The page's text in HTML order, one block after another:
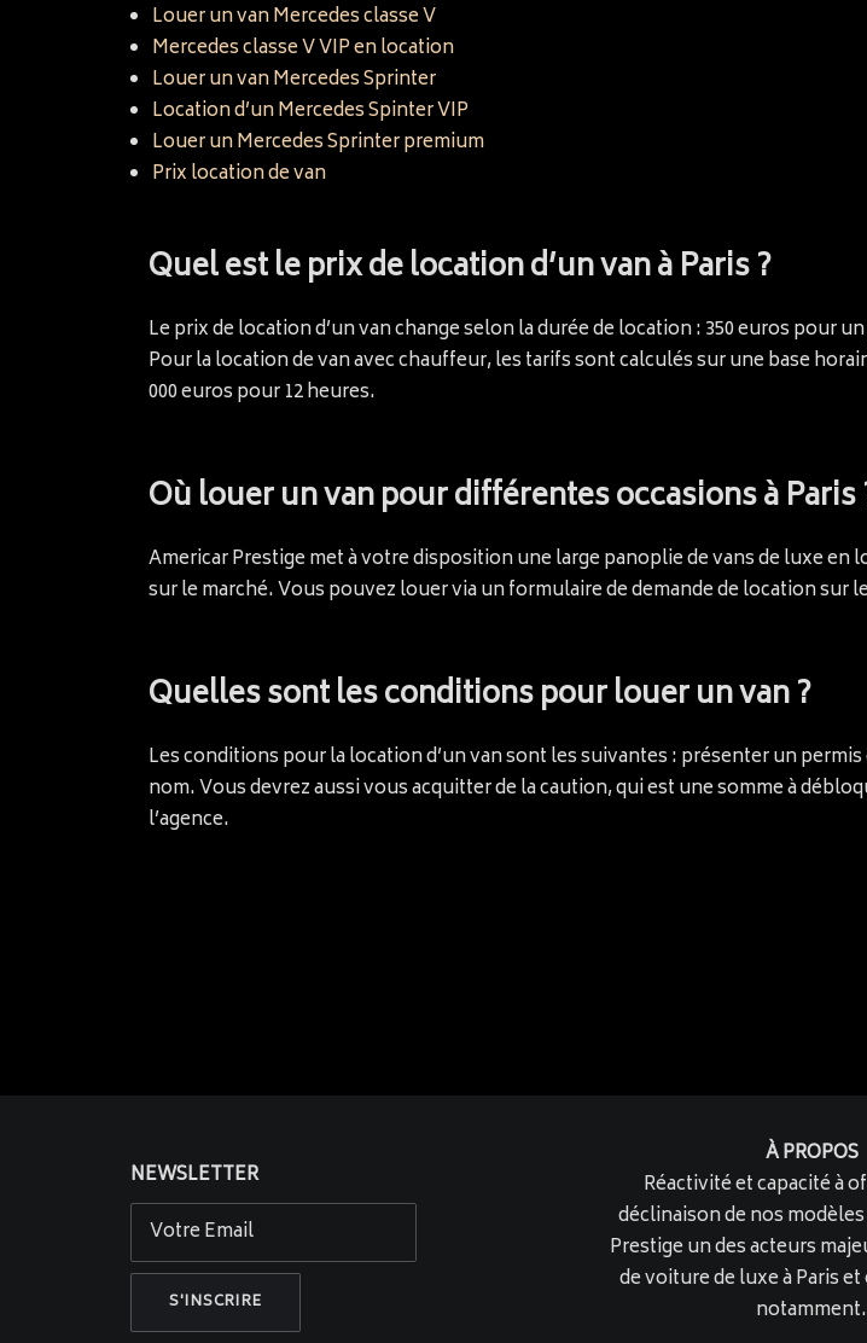
Louer un van Mercedes classe V
Mercedes classe V VIP en location
Louer un van Mercedes Sprinter
Location d’un Mercedes Spinter VIP
Louer un Mercedes Sprinter premium
Prix location de van
Quel est le prix de location d’un van à Paris ?
Le prix de location d’un van change selon la durée de location : 350 euros pour
Pour la location de van avec chauffeur, les tarifs sont calculés sur une base
000 euros pour 12 heures.
Où louer un van pour différentes occasions à Paris
Americar Prestige met à votre disposition une large panoplie de vans de luxe
sur le marché. Vous pouvez louer via un formulaire de demande de location
Quelles sont les conditions pour louer un van ?
Les conditions pour la location d’un van sont les suivantes : présenter un
nom. Vous devrez aussi vous acquitter de la caution, qui est une somme à
l’agence.
NEWSLETTER
À PROPOS
Réactivité et capacité à
déclinaison de nos
Prestige un des acteurs
de voiture de luxe à Paris
notamment.